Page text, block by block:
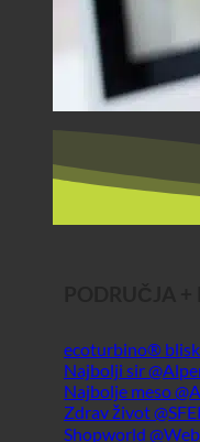
ecoturbino®
Najbolji sir
Najbolje meso
Zdrav život